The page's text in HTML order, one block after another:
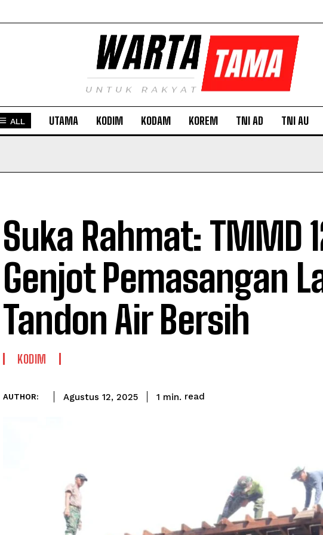
ALL UTAMA KODIM KODAM KOREM TNI AD TNI AU
Suka Rahmat: TMMD
Genjot Pemasangan
Tandon Air Bersih
KODIM
AUTHOR: Agustus 12, 2025 1 min. read